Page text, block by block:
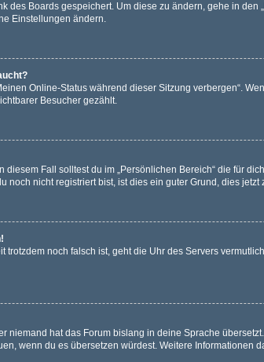
Boards gespeichert. Um diese zu ändern, gehe in den
Einstellungen ändern.
Online-Status während dieser Sitzung verbergen“.
Besucher gezählt.
Fall solltest du im „Persönlichen Bereich“ die für
nicht registriert bist, ist dies ein guter Grund, dies jetzt
noch falsch ist, geht die Uhr des Servers
hat das Forum bislang in deine Sprache
wenn du es übersetzen würdest. Weitere Informationen